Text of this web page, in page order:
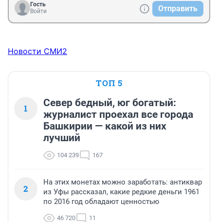
Гость
Войти
Отправить
Новости СМИ2
ТОП 5
1
Север бедный, юг богатый:
журналист проехал все города
Башкирии — какой из них
лучший
104 239 167
2
На этих монетах можно заработать: антиквар
из Уфы рассказал, какие редкие деньги 1961
по 2016 год обладают ценностью
46 720 11